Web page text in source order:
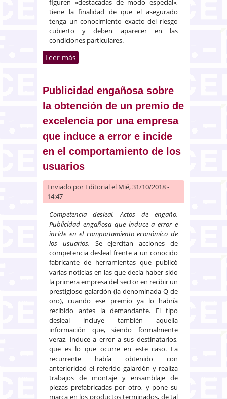
tiene la finalidad de que el asegurado
tenga un conocimiento exacto del riesgo
cubierto y deben aparecer en las
condiciones particulares.
Leer más
Publicidad engañosa sobre
la obtención de un premio de
excelencia por una empresa
que induce a error e incide
en el comportamiento de los
usuarios
Enviado por Editorialel Mié, 31/10/2018 -
14:47
Competencia desleal. Actos de engaño.
Publicidad engañosa que induce a error e
incide en el comportamiento económico de
los usuarios. Se ejercitan acciones de
competencia desleal frente a un conocido
fabricante de herramientas que publicó
varias noticias en las que decía haber sido
la primera empresa del sector en recibir un
prestigioso galardón (la denominada Q de
oro), cuando ese premio ya lo habría
recibido antes la demandante. El tipo
desleal incluye también aquella
información que, siendo formalmente
veraz, induce a error a sus destinatarios,
que es lo que ocurre en este caso. La
recurrente había obtenido con
anterioridad el referido galardón y realiza
trabajos de montaje y ensamblaje de
piezas prefabricadas por otro, y pone su
marca en los productos terminados, de tal